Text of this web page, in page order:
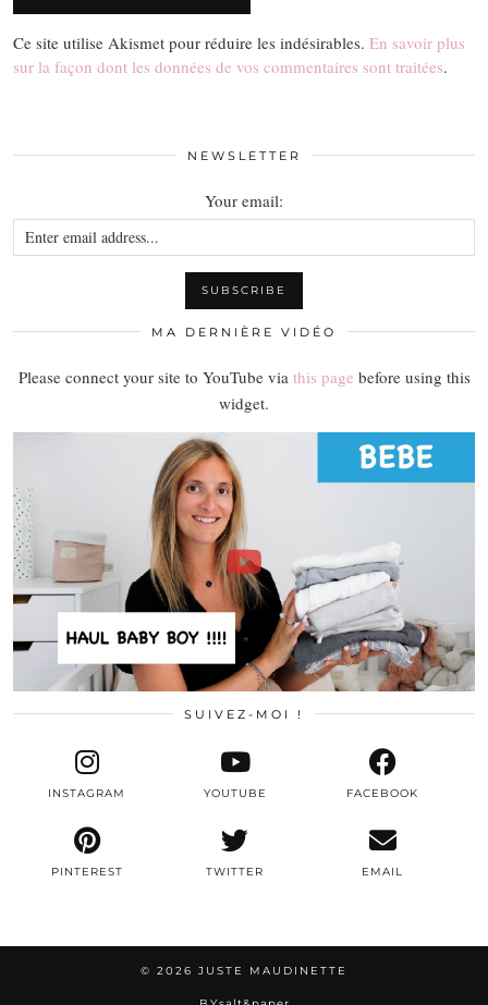
Ce site utilise Akismet pour réduire les indésirables. En savoir plus
sur la façon dont les données de vos commentaires sont traitées.
NEWSLETTER
Your email:
MA DERNIÈRE VIDÉO
Please connect your site to YouTube via this page before using this
widget.
SUIVEZ-MOI !
TWITTER
INSTAGRAM FACEBOOK
PINTEREST
YOUTUBE
EMAIL
© 2026 JUSTE MAUDINETTE